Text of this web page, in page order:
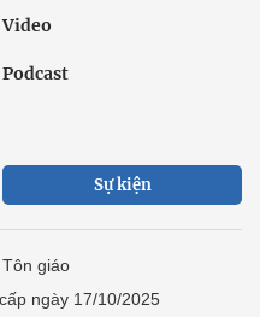
Video
Podcast
Sự kiện
giáo
ngày 17/10/2025